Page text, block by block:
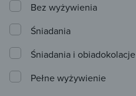
Bez wyżywienia
Śniadania
Śniadania i obiadokolacje
Pełne wyżywienie